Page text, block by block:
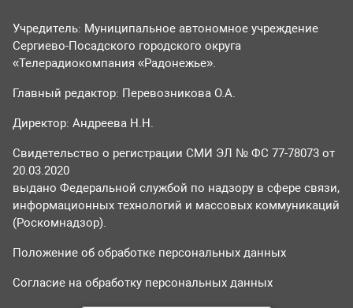
Учредитель: Муниципальное автономное учреждение
Сергиево-Посадского городского округа
«Телерадиокомпания «Радонежье».
Главный редактор: Перевозникова О.А.
Директор: Андреева Н.Н.
Свидетельство о регистрации СМИ ЭЛ № ФС 77-78073 от
20.03.2020
выдано Федеральной службой по надзору в сфере связи,
информационных технологий и массовых коммуникаций
(Роскомнадзор).
Положение об обработке персональных данных
Согласие на обработку персональных данных